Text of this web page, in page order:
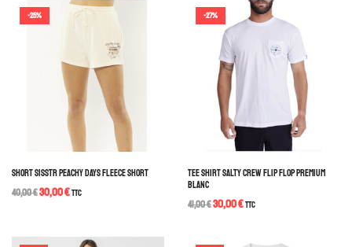
-25%
SHORT SISSTR PEACHY DAYS FLEECE SHORT
40,00€30,00€TTC
-27%
TEE SHIRT SALTY CREW FLIP FLOP PREMIUM
BLANC
41,00€30,00€TTC